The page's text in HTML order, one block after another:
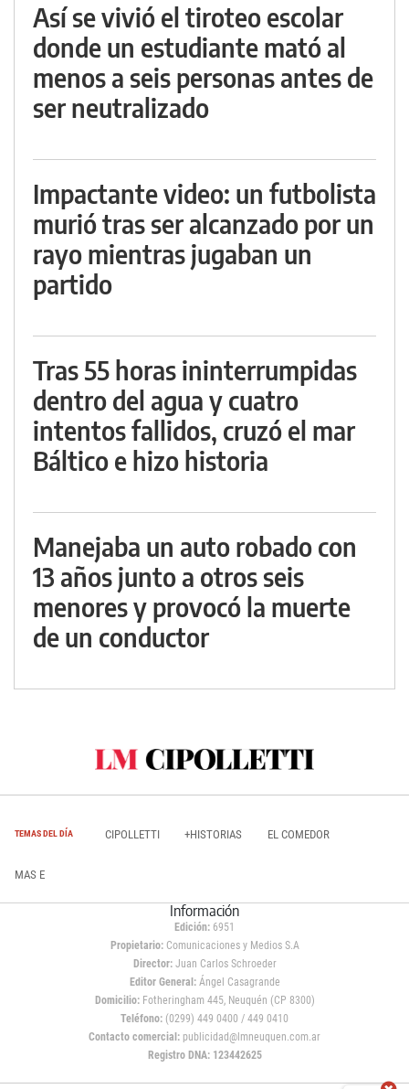
Así se vivió el tiroteo escolar
donde un estudiante mató al
menos a seis personas antes de
ser neutralizado
Impactante video: un futbolista
murió tras ser alcanzado por un
rayo mientras jugaban un
partido
Tras 55 horas ininterrumpidas
dentro del agua y cuatro
intentos fallidos, cruzó el mar
Báltico e hizo historia
Manejaba un auto robado con
13 años junto a otros seis
menores y provocó la muerte
de un conductor
TEMAS DEL DÍA CIPOLLETTI +HISTORIAS EL COMEDOR
MAS E
Información
Edición: 6951
Propietario:Comunicaciones y Medios S.A
Director: Juan Carlos Schroeder
Editor General:Ángel Casagrande
Domicilio:Fotheringham 445, Neuquén (CP 8300)
Teléfono: (0299) 449 0400 / 449 0410
Contacto comercial: publicidad@lmneuquen.com.ar
Registro DNA: 123442625